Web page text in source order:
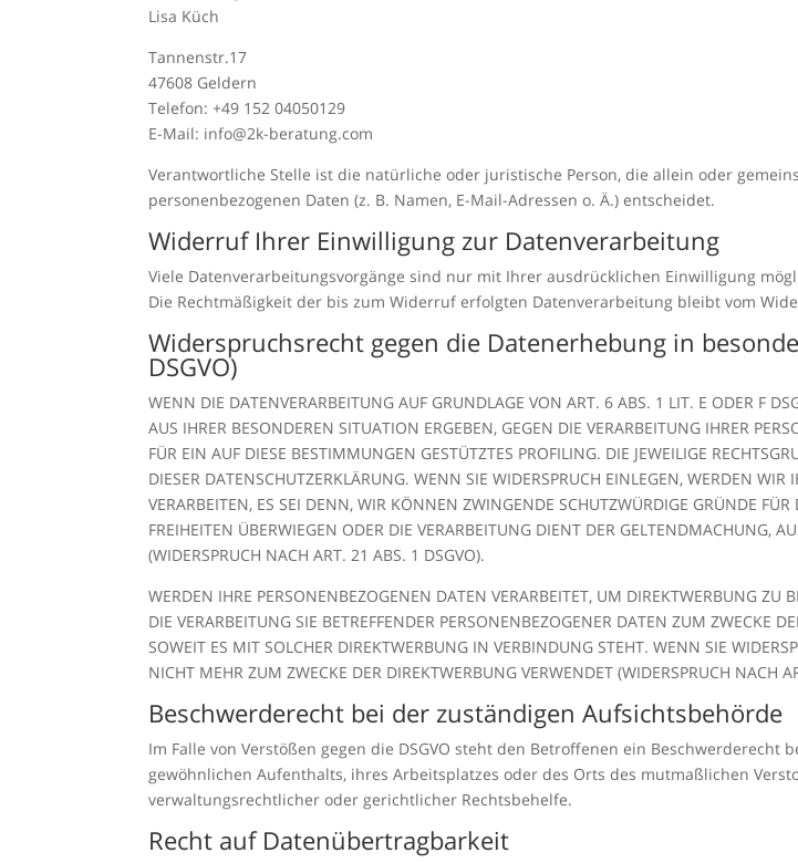
Lisa Küch
Tannenstr.17
47608 Geldern
Telefon: +49 152 04050129
E-Mail: info@2k-beratung.com
Verantwortliche Stelle ist die natürliche oder juristische Person, die allein oder
personenbezogenen Daten (z. B. Namen, E-Mail-Adressen o. Ä.) entscheidet.
Widerruf Ihrer Einwilligung zur Datenverarbeitung
Viele Datenverarbeitungsvorgänge sind nur mit Ihrer ausdrücklichen Einwilligung
Die Rechtmäßigkeit der bis zum Widerruf erfolgten Datenverarbeitung bleibt vom
Widerspruchsrecht gegen die Datenerhebung in
DSGVO)
WENN DIE DATENVERARBEITUNG AUF GRUNDLAGE VON ART. 6 ABS. 1 LIT. E ODER F
AUS IHRER BESONDEREN SITUATION ERGEBEN, GEGEN DIE VERARBEITUNG IHRER
FÜR EIN AUF DIESE BESTIMMUNGEN GESTÜTZTES PROFILING. DIE JEWEILIGE
DIESER DATENSCHUTZERKLÄRUNG. WENN SIE WIDERSPRUCH EINLEGEN, WERDEN
VERARBEITEN, ES SEI DENN, WIR KÖNNEN ZWINGENDE SCHUTZWÜRDIGE GRÜNDE
FREIHEITEN ÜBERWIEGEN ODER DIE VERARBEITUNG DIENT DER GELTENDMACHUNG,
(WIDERSPRUCH NACH ART. 21 ABS. 1 DSGVO).
WERDEN IHRE PERSONENBEZOGENEN DATEN VERARBEITET, UM DIREKTWERBUNG ZU
DIE VERARBEITUNG SIE BETREFFENDER PERSONENBEZOGENER DATEN ZUM ZWECKE
SOWEIT ES MIT SOLCHER DIREKTWERBUNG IN VERBINDUNG STEHT. WENN SIE
NICHT MEHR ZUM ZWECKE DER DIREKTWERBUNG VERWENDET (WIDERSPRUCH NACH
Beschwerde­recht bei der zuständigen Aufsichts­behörde
Im Falle von Verstößen gegen die DSGVO steht den Betroffenen ein
gewöhnlichen Aufenthalts, ihres Arbeitsplatzes oder des Orts des mutmaßlichen
verwaltungsrechtlicher oder gerichtlicher Rechtsbehelfe.
Recht auf Daten­übertrag­barkeit